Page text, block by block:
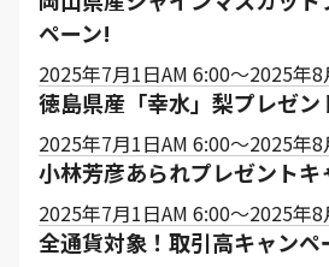
ペーン!
2025年7月1日AM 6:00～2025年
徳島県産「幸水」梨プレゼン
2025年7月1日AM 6:00～2025年
小林芳彦あられプレゼントキ
2025年7月1日AM 6:00～2025年
全通貨対象！取引高キャンペ